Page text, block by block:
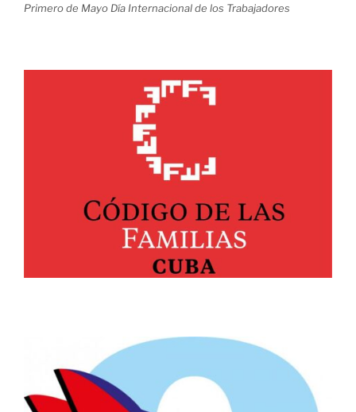
Primero de Mayo Día Internacional de los Trabajadores